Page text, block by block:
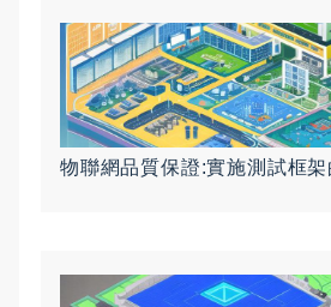
物聯網品質保證:實施測試框